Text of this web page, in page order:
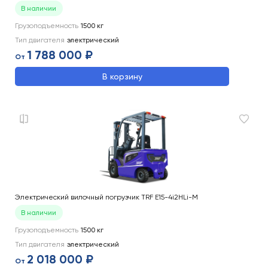
В наличии
Грузоподъемность 1500 кг
Тип двигателя электрический
От 1 788 000 ₽
В корзину
Электрический вилочный погрузчик TRF E15-4i2HLi-M
В наличии
Грузоподъемность 1500 кг
Тип двигателя электрический
От 2 018 000 ₽